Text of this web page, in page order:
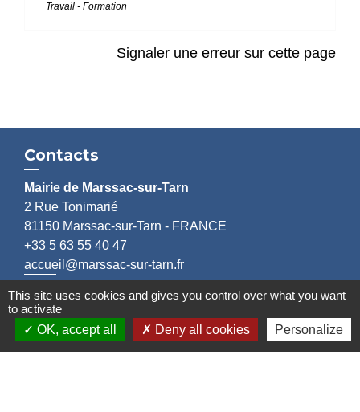
Travail - Formation
Signaler une erreur sur cette page
Contacts
Mairie de Marssac-sur-Tarn
2 Rue Tonimarié
81150 Marssac-sur-Tarn - FRANCE
+33 5 63 55 40 47
accueil@marssac-sur-tarn.fr
Lien vers les HORAIRES et CONTACTS
de chaque service
This site uses cookies and gives you control over what you want
to activate
OK, accept all
Deny all cookies Personalize